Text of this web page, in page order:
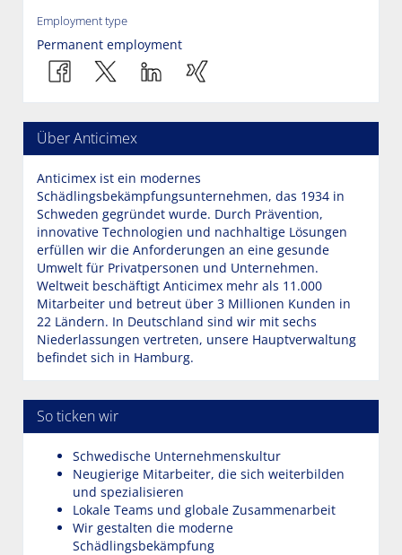
Employment type
Permanent employment
Über Anticimex
Anticimex ist ein modernes
Schädlingsbekämpfungsunternehmen, das 1934 in
Schweden gegründet wurde. Durch Prävention,
innovative Technologien und nachhaltige Lösungen
erfüllen wir die Anforderungen an eine gesunde
Umwelt für Privatpersonen und Unternehmen.
Weltweit beschäftigt Anticimex mehr als 11.000
Mitarbeiter und betreut über 3 Millionen Kunden in
22 Ländern. In Deutschland sind wir mit sechs
Niederlassungen vertreten, unsere Hauptverwaltung
befindet sich in Hamburg.
So ticken wir
Schwedische Unternehmenskultur
Neugierige Mitarbeiter, die sich weiterbilden
und spezialisieren
Lokale Teams und globale Zusammenarbeit
Wir gestalten die moderne
Schädlingsbekämpfung